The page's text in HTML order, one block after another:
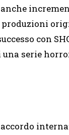
con
serie